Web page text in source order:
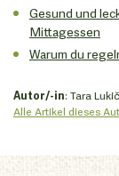
Gesund und
Mittagessen
Warum du
Autor/-in: Tara
Alle Artikel dieses